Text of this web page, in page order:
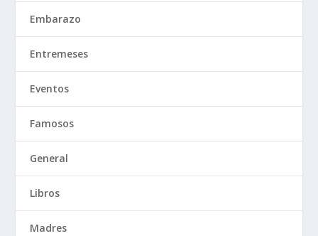
Embarazo
Entremeses
Eventos
Famosos
General
Libros
Madres